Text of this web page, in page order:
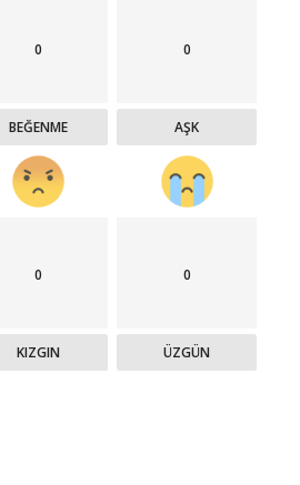
0
BEĞENME
0
AŞK
0
KIZGIN
0
ÜZGÜN